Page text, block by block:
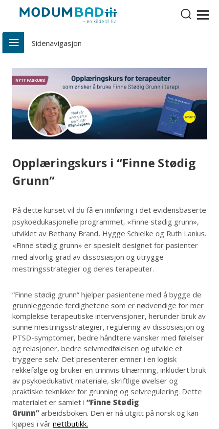
Opplæringskurs i “Finne Stødig
Grunn”
På dette kurset vil du få en innføring i det evidensbaserte
psykoedukasjonelle programmet, «Finne stødig grunn»,
utviklet av Bethany Brand, Hygge Schielke og Ruth Lanius.
«Finne stødig grunn» er spesielt designet for pasienter
med alvorlig grad av dissosiasjon og utrygge
mestringsstrategier og deres terapeuter.
“Finne stødig grunn” hjelper pasientene med å bygge de
grunnleggende ferdighetene som er nødvendige for mer
komplekse terapeutiske intervensjoner, herunder bruk av
sunne mestringsstrategier, regulering av dissosiasjon og
PTSD-symptomer, bedre håndtere vansker med følelser
og relasjoner, bedre selvmedfølelsen og utvikle et
tryggere selv. Det presenterer emner i en logisk
rekkefølge og bruker en trinnvis tilnærming, inkludert bruk
av psykoedukativt materiale, skriftlige øvelser og
praktiske teknikker for grunning og selvregulering. Dette
materialet er samlet i “Finne Stødig
Grunn”arbeidsboken. Den er nå utgitt på norsk og kan
kjøpes i vår nettbutikk.